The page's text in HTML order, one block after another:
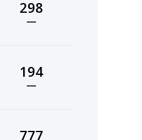
298
—
194
—
777